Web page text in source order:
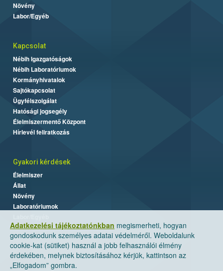
Adatkezelési tájékoztatónkban megismerheti, hogyan
gondoskodunk személyes adatai védelméről. Weboldalunk
cookie-kat (sütiket) használ a jobb felhasználói élmény
érdekében, melynek biztosításához kérjük, kattintson az
„Elfogadom” gombra.
Növény
Labor/Egyéb
Kapcsolat
Nébih Igazgatóságok
Nébih Laboratóriumok
Kormányhivatalok
Sajtókapcsolat
Ügyfélszolgálat
Hatósági jogsegély
Élelmiszermentő Központ
Hírlevél feliratkozás
Gyakori kérdések
Élelmiszer
Állat
Növény
Laboratóriumok